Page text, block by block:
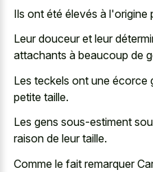
Ils ont été élevés à l'origine
Leur douceur et leur
attachants à beaucoup de
Les teckels ont une écorce
petite taille.
Les gens sous-estiment
raison de leur taille.
Comme le fait remarquer